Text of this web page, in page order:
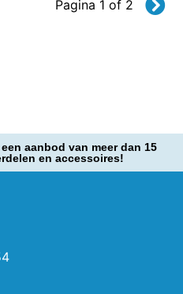
Pagina 1 of 2
aanbod van meer dan 15
en accessoires!